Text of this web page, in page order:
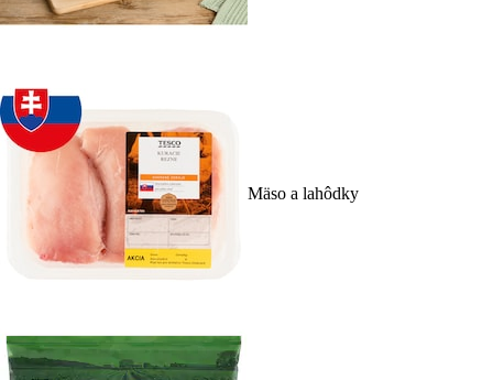
Mäso a lahôdky